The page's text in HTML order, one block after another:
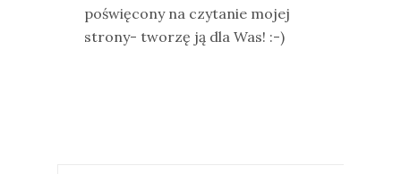
poświęcony na czytanie mojej
strony- tworzę ją dla Was! :-)